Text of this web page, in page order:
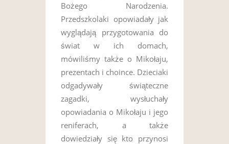
Bożego Narodzenia.
Przedszkolaki opowiadały jak
wyglądają przygotowania do
świat w ich domach,
mówiliśmy także o Mikołaju,
prezentach i choince. Dzieciaki
odgadywały świąteczne
zagadki, wysłuchały
opowiadania o Mikołaju i jego
reniferach, a także
dowiedziały się kto przynosi